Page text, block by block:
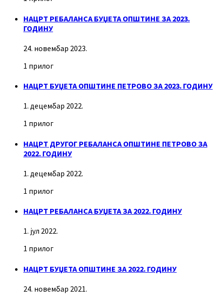
НАЦРТ РЕБАЛАНСА БУЏЕТА ОПШТИНЕ ЗА 2023.
ГОДИНУ
24. новембар 2023.
1 прилог
НАЦРТ БУЏЕТА ОПШТИНЕ ПЕТРОВО ЗА 2023. ГОДИНУ
1. децембар 2022.
1 прилог
НАЦРТ ДРУГОГ РЕБАЛАНСА ОПШТИНЕ ПЕТРОВО ЗА
2022. ГОДИНУ
1. децембар 2022.
1 прилог
НАЦРТ РЕБАЛАНСА БУЏЕТА ЗА 2022. ГОДИНУ
1. јул 2022.
1 прилог
НАЦРТ БУЏЕТА ОПШТИНЕ ЗА 2022. ГОДИНУ
24. новембар 2021.